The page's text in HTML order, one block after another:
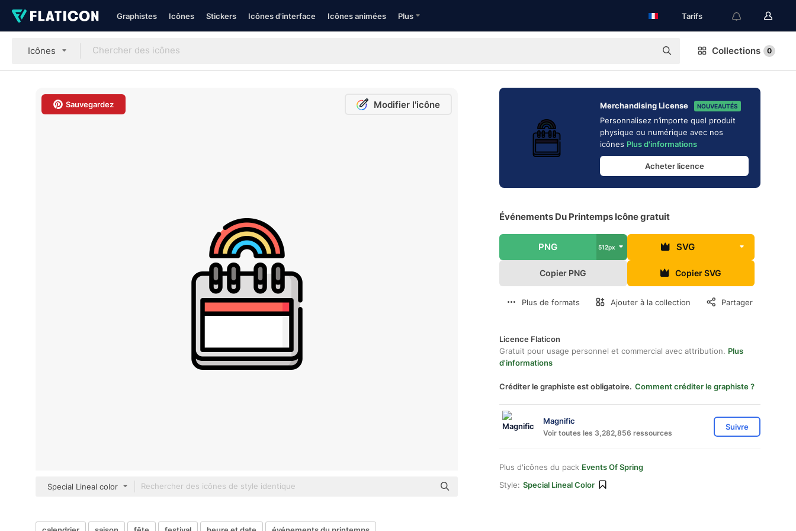
Graphistes Icônes Stickers Icônes d'interface Icônes animées Plus Tarifs
Icônes Collections 0
Sauvegardez Modifier l'icône
Special Lineal color
Merchandising License NOUVEAUTÉS
Personnalisez n’importe quel produit
physique ou numérique avec nos
icônes Plus d'informations
Acheter licence
Événements Du Printemps Icône gratuit
PNG 512px SVG
Copier PNG Copier SVG
Plus de formats Ajouter à la collection Partager
Licence Flaticon
Gratuit pour usage personnel et commercial avec attribution. Plus
d'informations
Créditer le graphiste est obligatoire. Comment créditer le graphiste ?
Magnific
Voir toutes les 3,282,856 ressources
Suivre
Plus d'icônes du pack Events Of Spring
Style: Special Lineal Color